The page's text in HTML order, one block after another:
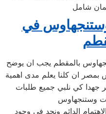
شامل
في
بالمقطم يجب ان يوضح
ان كلنا يعلم مدى اهمية
جهدا كي نلبي جميع طلبات
الدائم ونجد في وجود